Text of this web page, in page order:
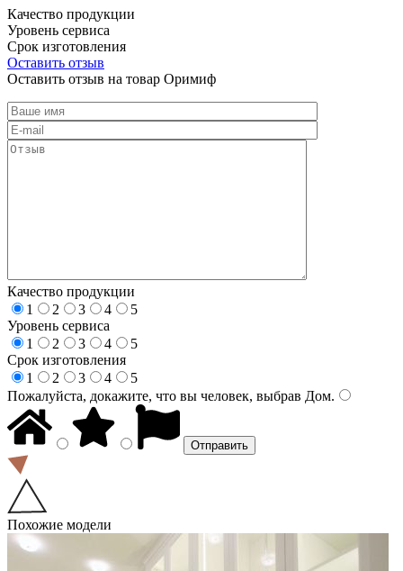
Качество продукции
Уровень сервиса
Срок изготовления
Оставить отзыв
Оставить отзыв на товар Оримиф
Качество продукции
1
2 3 4
5
Уровень сервиса
1
2 3 4
5
Срок изготовления
1
2 3 4
5
Пожалуйста, докажите, что вы человек, выбрав Дом.
Похожие модели